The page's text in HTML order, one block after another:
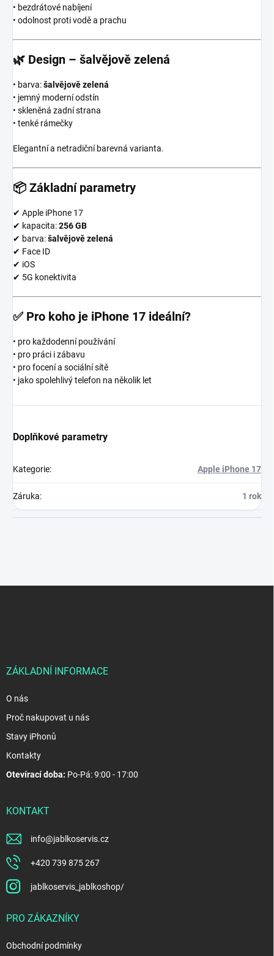
• bezdrátové nabíjení
• odolnost proti vodě a prachu
🌿 Design – šalvějově zelená
• barva:šalvějově zelená
• jemný moderní odstín
• skleněná zadní strana
• tenké rámečky
Elegantní a netradiční barevná varianta.
📦 Základní parametry
✔ Apple iPhone 17
✔ kapacita:256 GB
✔ barva:šalvějově zelená
✔ Face ID
✔ iOS
✔ 5G konektivita
✅ Pro koho je iPhone 17 ideální?
• pro každodenní používání
• pro práci i zábavu
• pro focení a sociální sítě
• jako spolehlivý telefon na několik let
Doplňkové parametry
Kategorie: Apple iPhone 17
Záruka: 1 rok
ZÁKLADNÍ INFORMACE
O nás
Proč nakupovat u nás
Stavy iPhonů
Kontakty
Otevírací doba: Po-Pá: 9:00 - 17:00
KONTAKT
info@jablkoservis.cz
+420 739 875 267
jablkoservis_jablkoshop/
PRO ZÁKAZNÍKY
Obchodní podmínky